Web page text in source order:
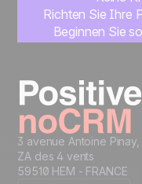
Richten Sie Ihre
Beginnen Sie
3 avenue Antoine Pinay,
ZA des 4 vents
59510 HEM - FRANCE